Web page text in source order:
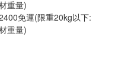
重量)
免運(限重20kg以下:
重量)